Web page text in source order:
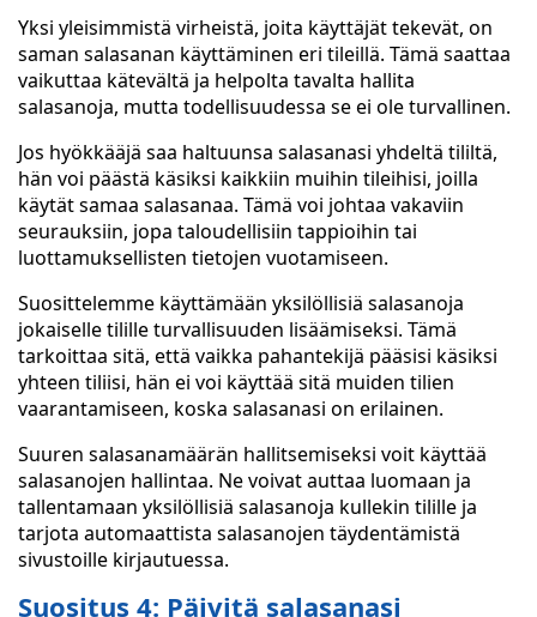
Yksi yleisimmistä virheistä, joita käyttäjät tekevät, on
saman salasanan käyttäminen eri tileillä. Tämä saattaa
vaikuttaa kätevältä ja helpolta tavalta hallita
salasanoja, mutta todellisuudessa se ei ole turvallinen.
Jos hyökkääjä saa haltuunsa salasanasi yhdeltä tililtä,
hän voi päästä käsiksi kaikkiin muihin tileihisi, joilla
käytät samaa salasanaa. Tämä voi johtaa vakaviin
seurauksiin, jopa taloudellisiin tappioihin tai
luottamuksellisten tietojen vuotamiseen.
Suosittelemme käyttämään yksilöllisiä salasanoja
jokaiselle tilille turvallisuuden lisäämiseksi. Tämä
tarkoittaa sitä, että vaikka pahantekijä pääsisi käsiksi
yhteen tiliisi, hän ei voi käyttää sitä muiden tilien
vaarantamiseen, koska salasanasi on erilainen.
Suuren salasanamäärän hallitsemiseksi voit käyttää
salasanojen hallintaa. Ne voivat auttaa luomaan ja
tallentamaan yksilöllisiä salasanoja kullekin tilille ja
tarjota automaattista salasanojen täydentämistä
sivustoille kirjautuessa.
Suositus 4: Päivitä salasanasi